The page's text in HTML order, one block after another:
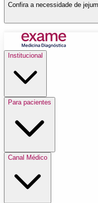
Confira a necessidade de
Institucional
Para pacientes
Canal Médico